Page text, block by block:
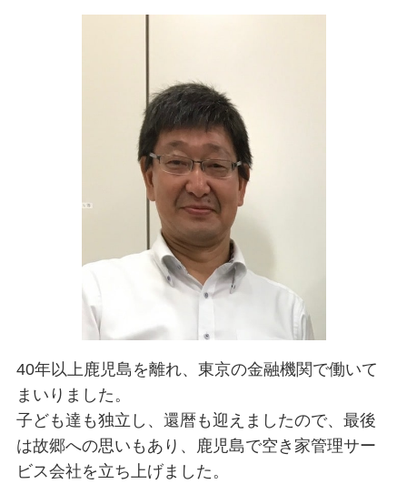
40年以上鹿児島を離れ、東京の金融機関で働いて
まいりました。
子ども達も独立し、還暦も迎えましたので、最後
は故郷への思いもあり、鹿児島で空き家管理サー
ビス会社を立ち上げました。